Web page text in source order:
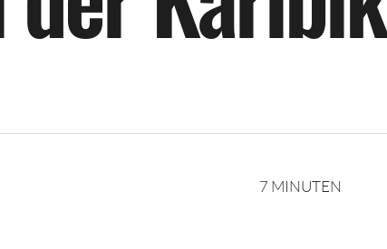
7 MINUTEN